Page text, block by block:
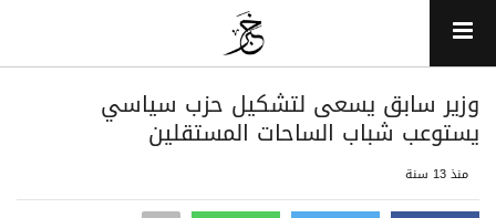
وزير سابق يسعى لتشكيل حزب سياسي
يستوعب شباب الساحات المستقلين
منذ 13 سنة